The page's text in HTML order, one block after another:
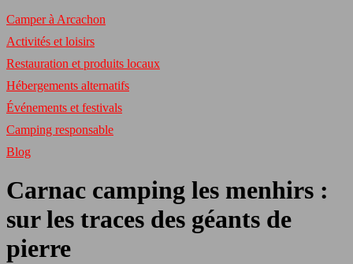
Camper à Arcachon
Activités et loisirs
Restauration et produits locaux
Hébergements alternatifs
Événements et festivals
Camping responsable
Blog
Carnac camping les menhirs :
sur les traces des géants de
pierre